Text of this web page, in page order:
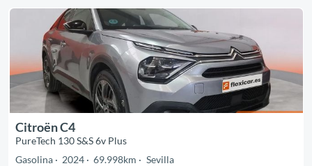
Citroën C4
PureTech 130 S&S 6v Plus
Gasolina
2024 69.998km Sevilla